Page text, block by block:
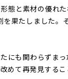
態と素材の優れ
果たしました。
にも関わらずま
めて再発見するこ